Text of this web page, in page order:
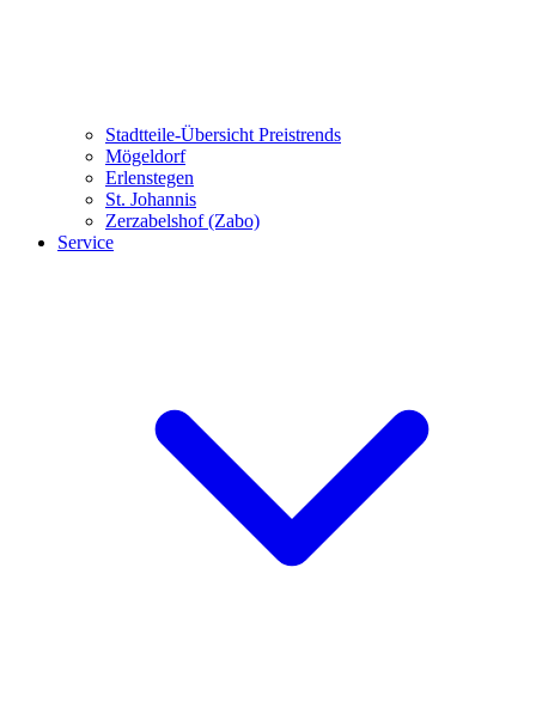
Stadtteile-Übersicht Preistrends
Mögeldorf
Erlenstegen
St. Johannis
Zerzabelshof (Zabo)
Service